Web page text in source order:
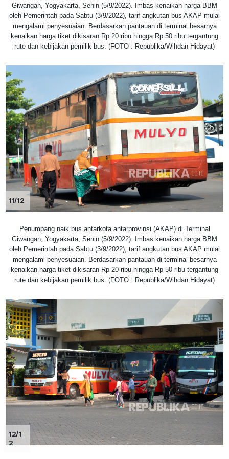
Giwangan, Yogyakarta, Senin (5/9/2022). Imbas kenaikan harga BBM
oleh Pemerintah pada Sabtu (3/9/2022), tarif angkutan bus AKAP mulai
mengalami penyesuaian. Berdasarkan pantauan di terminal besarnya
kenaikan harga tiket dikisaran Rp 20 ribu hingga Rp 50 ribu tergantung
rute dan kebijakan pemilik bus. (FOTO : Republika/Wihdan Hidayat)
11/12
Penumpang naik bus antarkota antarprovinsi (AKAP) di Terminal
Giwangan, Yogyakarta, Senin (5/9/2022). Imbas kenaikan harga BBM
oleh Pemerintah pada Sabtu (3/9/2022), tarif angkutan bus AKAP mulai
mengalami penyesuaian. Berdasarkan pantauan di terminal besarnya
kenaikan harga tiket dikisaran Rp 20 ribu hingga Rp 50 ribu tergantung
rute dan kebijakan pemilik bus. (FOTO : Republika/Wihdan Hidayat)
12/1
2